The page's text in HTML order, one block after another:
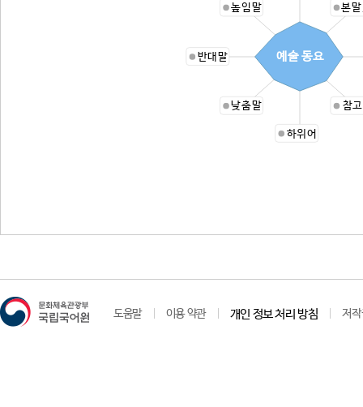
본
참
하위어
낮춤말
반대말
높임말
예술 동요
도움말 이용 약관 개인 정보 처리 방침 저